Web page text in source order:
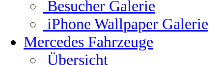
Besucher Galerie
iPhone Wallpaper Galerie
Mercedes Fahrzeuge
Übersicht